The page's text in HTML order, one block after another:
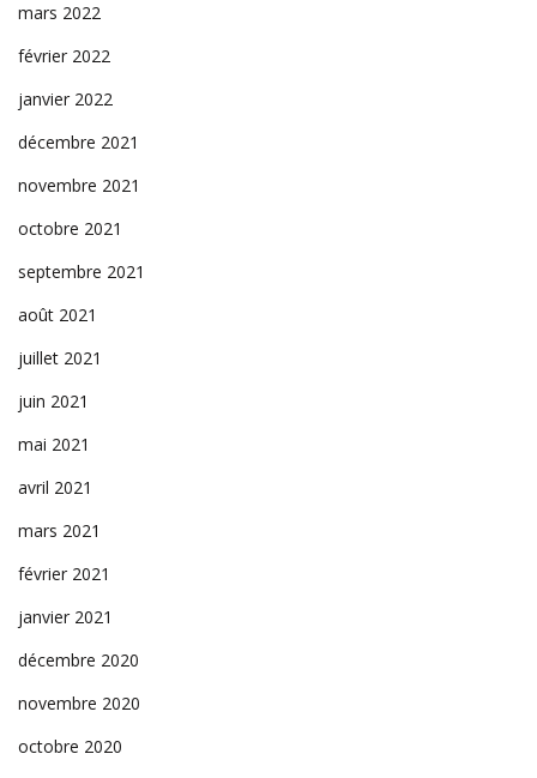
mars 2022
février 2022
janvier 2022
décembre 2021
novembre 2021
octobre 2021
septembre 2021
août 2021
juillet 2021
juin 2021
mai 2021
avril 2021
mars 2021
février 2021
janvier 2021
décembre 2020
novembre 2020
octobre 2020